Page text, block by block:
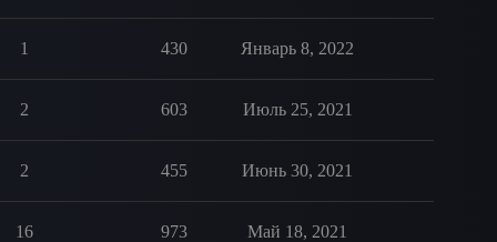
1 430 Январь 8, 2022
2 603 Июль 25, 2021
2 455 Июнь 30, 2021
16 973 Май 18, 2021